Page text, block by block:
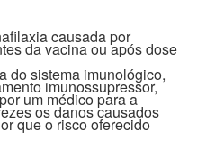
causada por
da vacina ou após dose
do sistema imunológico,
imunossupressor,
um médico para a
os danos causados
que o risco oferecido